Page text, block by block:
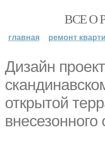
ВСЕ О
главная ремонт
Дизайн
открытой
внесезонного